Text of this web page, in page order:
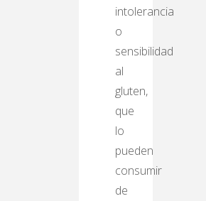
intolerancia
o
sensibilidad
al
gluten,
que
lo
pueden
consumir
de